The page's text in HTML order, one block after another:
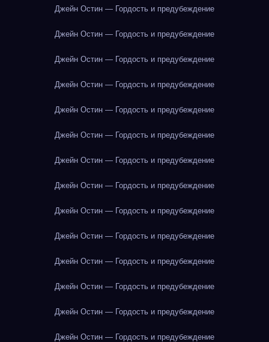
Джейн Остин — Гордость и предубеждение
Джейн Остин — Гордость и предубеждение
Джейн Остин — Гордость и предубеждение
Джейн Остин — Гордость и предубеждение
Джейн Остин — Гордость и предубеждение
Джейн Остин — Гордость и предубеждение
Джейн Остин — Гордость и предубеждение
Джейн Остин — Гордость и предубеждение
Джейн Остин — Гордость и предубеждение
Джейн Остин — Гордость и предубеждение
Джейн Остин — Гордость и предубеждение
Джейн Остин — Гордость и предубеждение
Джейн Остин — Гордость и предубеждение
Джейн Остин — Гордость и предубеждение